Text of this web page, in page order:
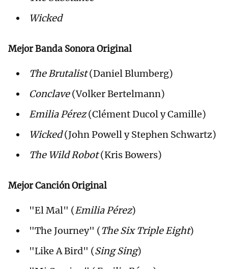
Wicked
Mejor Banda Sonora Original
The Brutalist(Daniel Blumberg)
Conclave(Volker Bertelmann)
Emilia Pérez(Clément Ducol y Camille)
Wicked(John Powell y Stephen Schwartz)
The Wild Robot(Kris Bowers)
Mejor Canción Original
"El Mal" (Emilia Pérez)
"The Journey" (The Six Triple Eight)
"Like A Bird" (Sing Sing)